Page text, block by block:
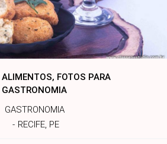
ALIMENTOS, FOTOS PARA
GASTRONOMIA
GASTRONOMIA
RECIFE, PE